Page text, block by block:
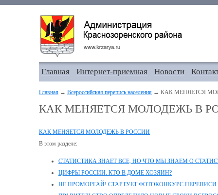
Главная Интернет-приемная Новости
Главная → Всероссийская перепись населения → КАК МЕНЯЕТСЯ
КАК МЕНЯЕТСЯ МОЛОДЕЖЬ В
КАК МЕНЯЕТСЯ МОЛОДЕЖЬ В РОССИИ
В этом разделе:
СТАТИСТИКА ЗНАЕТ ВСЕ, НО ЧТО МЫ ЗНАЕМ О
ЦИФРЫ РОССИИ: КТО В ДОМЕ ХОЗЯИН?
НЕ ПРОМОРГАЙ! СТАРТУЕТ ФОТОКОНКУРС